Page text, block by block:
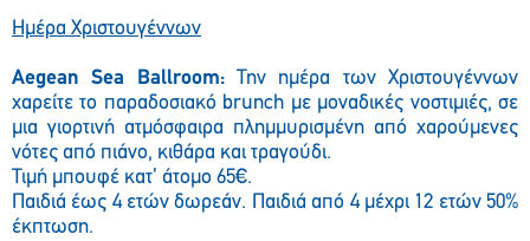
Ημέρα Χριστουγέννων
Aegean Sea Ballroom:Την ημέρα των Χριστουγέννων
χαρείτε το παραδοσιακό brunch με μοναδικές νοστιμιές, σε
μια γιορτινή ατμόσφαιρα πλημμυρισμένη από χαρούμενες
νότες από πιάνο, κιθάρα και τραγούδι.
Τιμή μπουφέ κατ’ άτομο 65€.
Παιδιά έως 4 ετών δωρεάν. Παιδιά από 4 μέχρι 12 ετών 50%
έκπτωση.